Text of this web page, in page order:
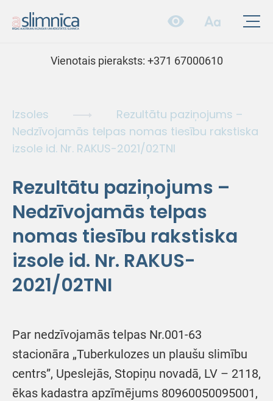
Vienotais pieraksts: +371 67000610
Izsoles
Rezultātu paziņojums –
Nedzīvojamās telpas nomas tiesību rakstiska
izsole id. Nr. RAKUS-2021/02TNI
Rezultātu paziņojums –
Nedzīvojamās telpas
nomas tiesību rakstiska
izsole id. Nr. RAKUS-
2021/02TNI
Par nedzīvojamās telpas Nr.001-63
stacionāra „Tuberkulozes un plaušu slimību
centrs”, Upeslejās, Stopiņu novadā, LV – 2118,
ēkas kadastra apzīmējums 80960050095001,